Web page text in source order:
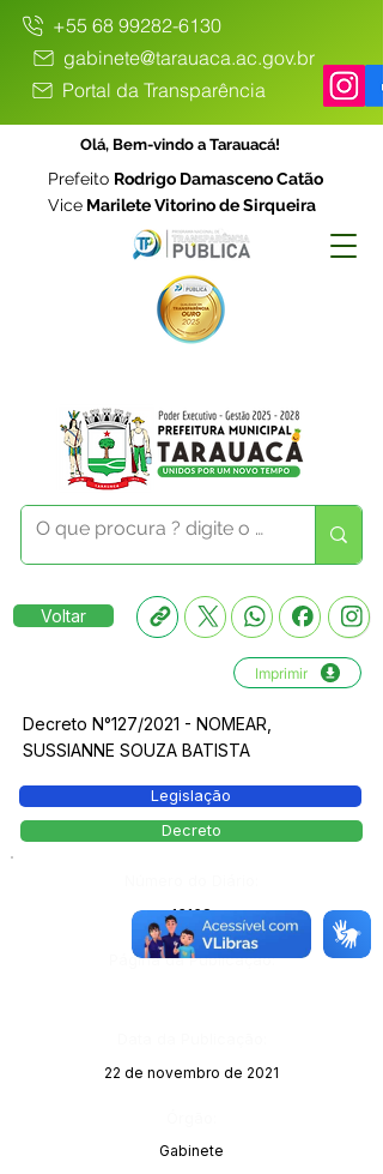
+55 68 99282-6130
gabinete@tarauaca.ac.gov.br
Portal da Transparência
Olá, Bem-vindo a Tarauacá!
Prefeito Rodrigo Damasceno Catão
Vice Marilete Vitorino de Sirqueira
Voltar
Imprimir
Decreto N°127/2021 - NOMEAR,
SUSSIANNE SOUZA BATISTA
Legislação
Decreto
13168
Página da Publicação:
22 de novembro de 2021
Gabinete